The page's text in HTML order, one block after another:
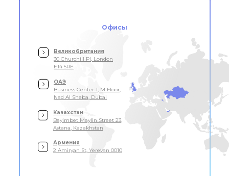
Офисы
Великобритания
30 Churchill Pl, London
E14 5RE
ОАЭ
Business Center 1, M Floor,
Nad Al Sheba, Dubai
Казахстан
Bayimbet Maylin Street 23,
Astana, Kazakhstan
Армения
2 Amiryan St, Yerevan 0010